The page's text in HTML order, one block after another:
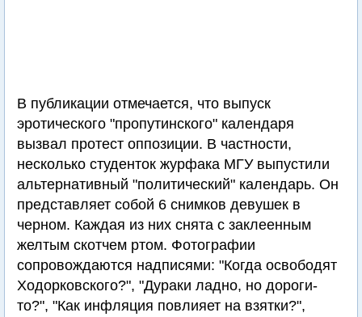
В публикации отмечается, что выпуск
эротического "пропутинского" календаря
вызвал протест оппозиции. В частности,
несколько студенток журфака МГУ выпустили
альтернативный "политический" календарь. Он
представляет собой 6 снимков девушек в
черном. Каждая из них снята с заклеенным
желтым скотчем ртом. Фотографии
сопровождаются надписями: "Когда освободят
Ходорковского?", "Дураки ладно, но дороги-
то?", "Как инфляция повлияет на взятки?",